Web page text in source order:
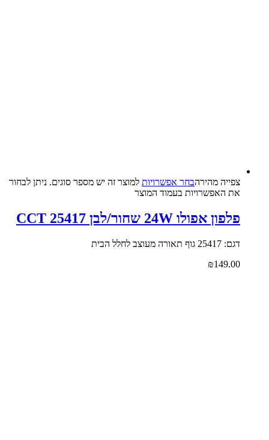
צפייה‬ ‫מהירה‬בחר אפשרויות למוצר זה יש מספר סוגים. ניתן לבחור
את האפשרויות בעמוד המוצר
פלפון אפולו 24W שחור/לבן CCT 25417
דגם: 25417 גוף תאורה מעוצב לחלל הבית
₪149.00